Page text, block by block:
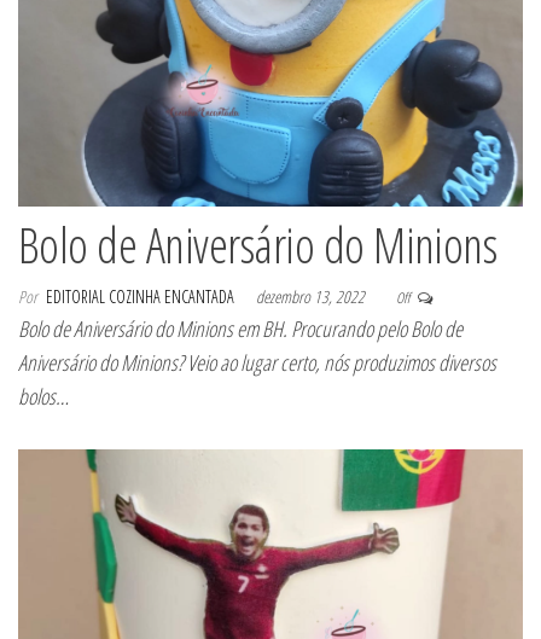
Bolo de Aniversário do Minions
Por EDITORIAL COZINHA ENCANTADA dezembro 13, 2022 Off
Bolo de Aniversário do Minions em BH. Procurando pelo Bolo de
Aniversário do Minions? Veio ao lugar certo, nós produzimos diversos
bolos…